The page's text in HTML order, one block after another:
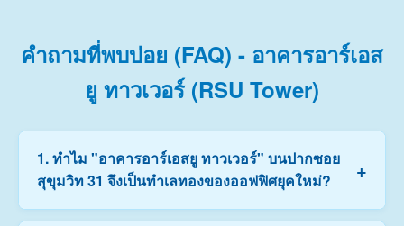
คำถามที่พบบ่อย (FAQ) - อาคารอาร์เอส
ยู ทาวเวอร์ (RSU Tower)
1. ทำไม "อาคารอาร์เอสยู ทาวเวอร์" บนปากซอย
สุขุมวิท 31 จึงเป็นทำเลทองของออฟฟิศยุคใหม่?
+